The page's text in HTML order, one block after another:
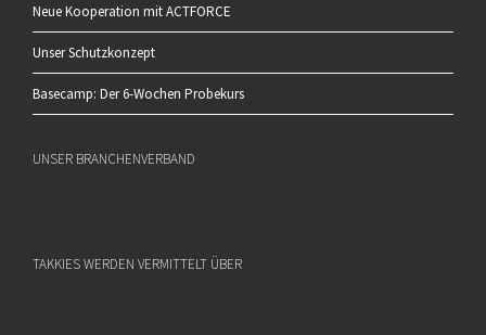
Neue Kooperation mit ACTFORCE
Unser Schutzkonzept
Basecamp: Der 6-Wochen Probekurs
UNSER BRANCHENVERBAND
TAKKIES WERDEN VERMITTELT ÜBER